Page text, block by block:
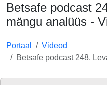
Betsafe podcast
mängu analüüs -
Portaal
Videod
Betsafe podcast 248,